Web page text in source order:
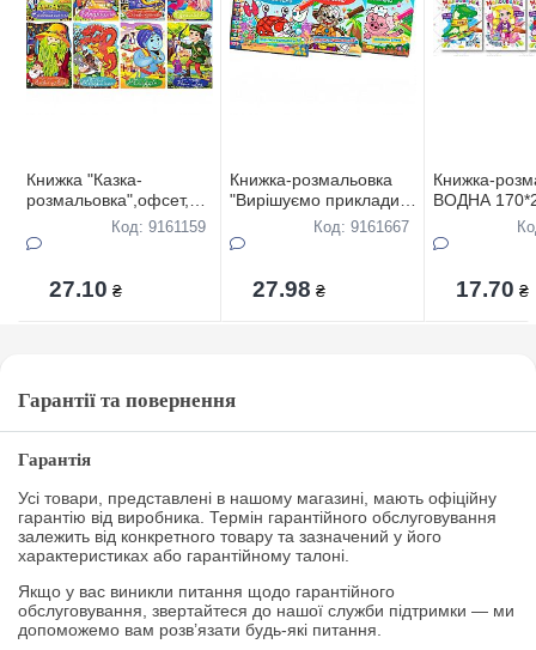
Книжка "Казка-
розмальовка",офсет,6арк,100г/
Код: 9161159
27.10 ₴
Книжка-розмальовка
"Вирішуємо приклади і
малюєм" 12арк 100гр/
м2 МІКС
Код: 9161667
27.98 ₴
Книжка-
ВОДНА
арк,
МІКС
17.70 ₴
Гарантії та повернення
Гарантія
Усі товари, представлені в нашому магазині, мають офіційну
гарантію від виробника. Термін гарантійного обслуговування
залежить від конкретного товару та зазначений у його
характеристиках або гарантійному талоні.
Якщо у вас виникли питання щодо гарантійного
обслуговування, звертайтеся до нашої служби підтримки — ми
допоможемо вам розв’язати будь-які питання.